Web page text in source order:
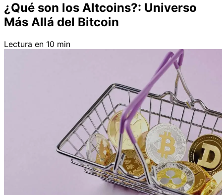
¿Qué son los Altcoins?: Universo
Más Allá del Bitcoin
Lectura en 10 min